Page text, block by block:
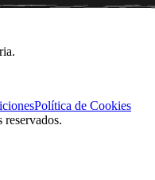
Política de Cookies
reservados.